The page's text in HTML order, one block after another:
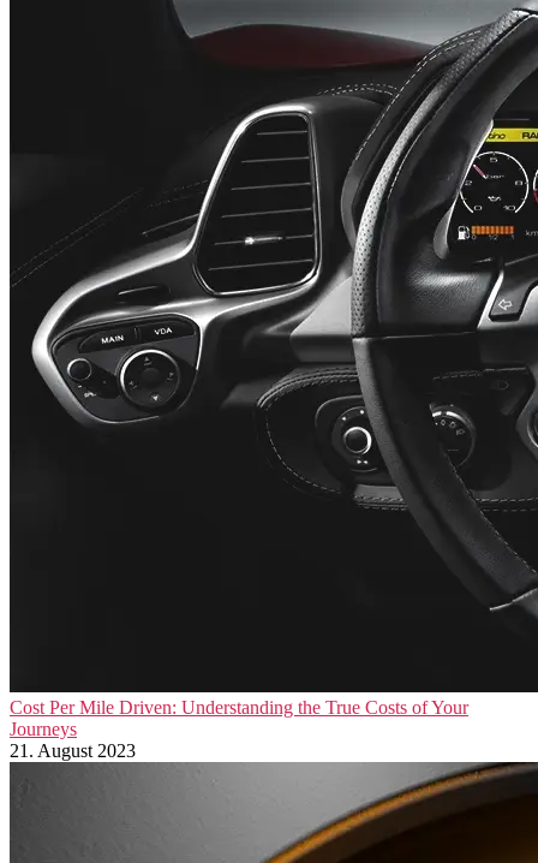
Cost Per Mile Driven: Understanding the True Costs of Your
Journeys
21. August 2023